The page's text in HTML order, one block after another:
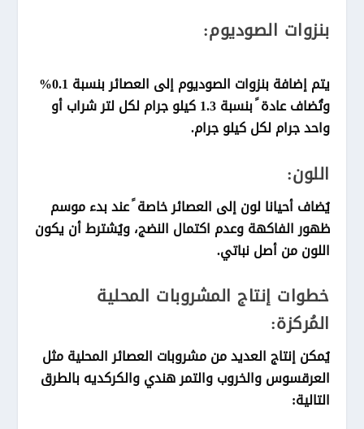
بنزوات الصوديوم:
يتم إضافة بنزوات الصوديوم إلى العصائر بنسبة 0.1%
وتُضاف عادة ً بنسبة 1.3 كيلو جرام لكل لتر شراب أو
واحد جرام لكل كيلو جرام.
اللون:
يُضاف أحيانا لون إلى العصائر خاصة ً عند بدء موسم
ظهور الفاكهة وعدم اكتمال النضج، ويُشترط أن يكون
اللون من أصل نباتي.
خطوات إنتاج المشروبات المحلية
المُركزة:
يُمكن إنتاج العديد من مشروبات العصائر المحلية مثل
العرقسوس والخروب والتمر هندي والكركديه بالطرق
التالية: